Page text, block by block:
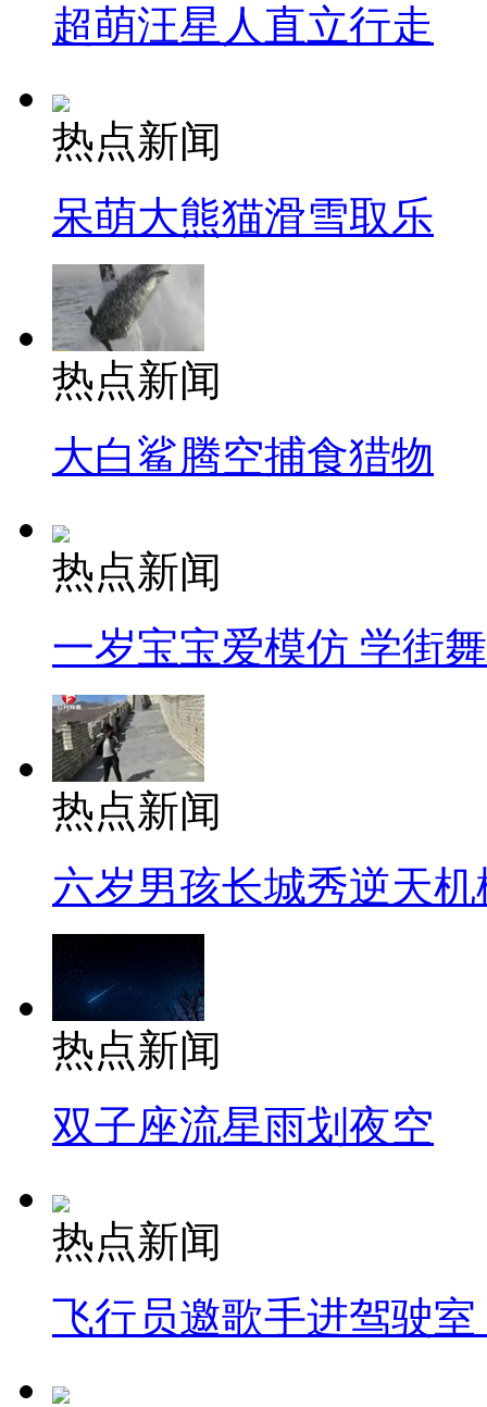
超萌汪星人直立行走
热点新闻
呆萌大熊猫滑雪取乐
热点新闻
大白鲨腾空捕食猎物
热点新闻
一岁宝宝爱模仿 学街
热点新闻
六岁男孩长城秀逆天机
热点新闻
双子座流星雨划夜空
热点新闻
飞行员邀歌手进驾驶